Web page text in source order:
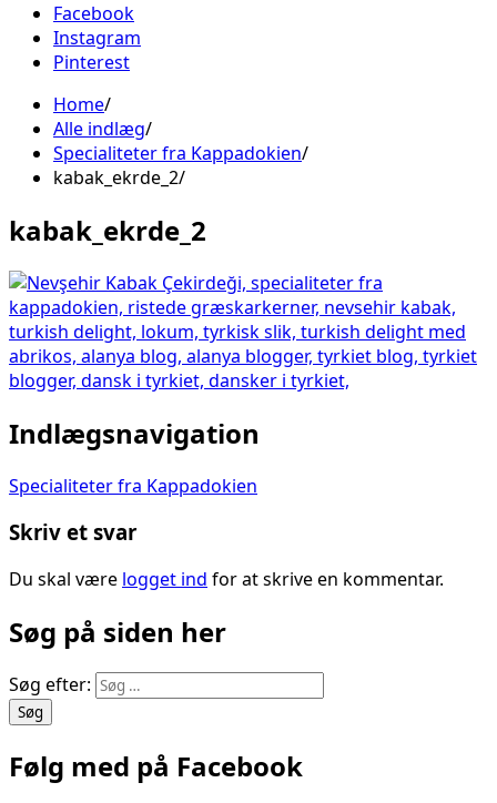
Facebook
Instagram
Pinterest
Home
Alle indlæg
Specialiteter fra Kappadokien
kabak_ekrde_2
kabak_ekrde_2
Indlægsnavigation
Specialiteter fra Kappadokien
Skriv et svar
Du skal være logget ind for at skrive en kommentar.
Søg på siden her
Søg efter:
Følg med på Facebook